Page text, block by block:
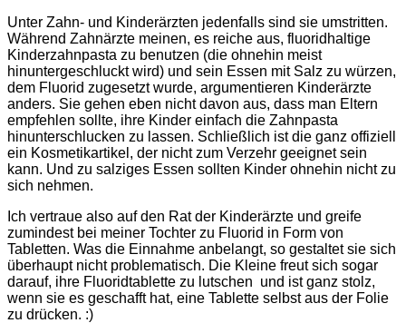
Unter Zahn- und Kinderärzten jedenfalls sind sie umstritten.
Während Zahnärzte meinen, es reiche aus, fluoridhaltige
Kinderzahnpasta zu benutzen (die ohnehin meist
hinuntergeschluckt wird) und sein Essen mit Salz zu würzen,
dem Fluorid zugesetzt wurde, argumentieren Kinderärzte
anders. Sie gehen eben nicht davon aus, dass man Eltern
empfehlen sollte, ihre Kinder einfach die Zahnpasta
hinunterschlucken zu lassen. Schließlich ist die ganz offiziell
ein Kosmetikartikel, der nicht zum Verzehr geeignet sein
kann. Und zu salziges Essen sollten Kinder ohnehin nicht zu
sich nehmen.
Ich vertraue also auf den Rat der Kinderärzte und greife
zumindest bei meiner Tochter zu Fluorid in Form von
Tabletten. Was die Einnahme anbelangt, so gestaltet sie sich
überhaupt nicht problematisch. Die Kleine freut sich sogar
darauf, ihre Fluoridtablette zu lutschen und ist ganz stolz,
wenn sie es geschafft hat, eine Tablette selbst aus der Folie
zu drücken. :)